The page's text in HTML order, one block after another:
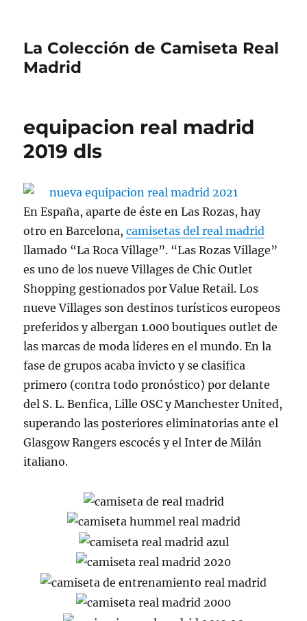
La Colección de Camiseta Real
Madrid
equipacion real madrid
2019 dls
En España, aparte de éste en Las Rozas, hay
otro en Barcelona,camisetas del real madrid
llamado “La Roca Village”. “Las Rozas Village”
es uno de los nueve Villages de Chic Outlet
Shopping gestionados por Value Retail. Los
nueve Villages son destinos turísticos europeos
preferidos y albergan 1.000 boutiques outlet de
las marcas de moda líderes en el mundo. En la
fase de grupos acaba invicto y se clasifica
primero (contra todo pronóstico) por delante
del S. L. Benfica, Lille OSC y Manchester United,
superando las posteriores eliminatorias ante el
Glasgow Rangers escocés y el Inter de Milán
italiano.